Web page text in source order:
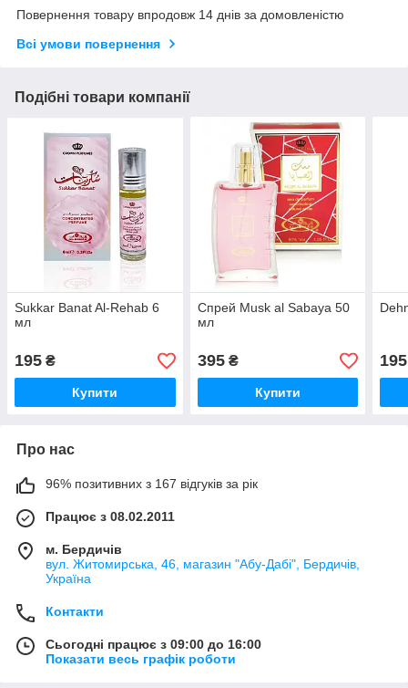
Повернення товару впродовж 14 днів за домовленістю
Всі умови повернення
Подібні товари компанії
Sukkar Banat Al-Rehab 6
мл
195 ₴
Купити
Спрей Musk al Sabaya 50
мл
395₴
Купити
195
Про нас
96% позитивних з 167 відгуків за рік
Працює з 08.02.2011
м. Бердичів
вул. Житомирська, 46, магазин "Абу-Дабі", Бердичів,
Україна
Контакти
Сьогодні працює з 09:00 до 16:00
Показати весь графік роботи